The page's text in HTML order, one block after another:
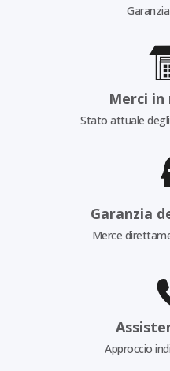
Merci in
Stato attuale
Garanzia
Merce
Approccio